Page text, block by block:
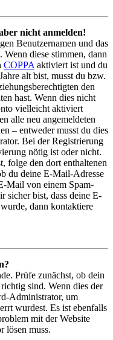
nicht anmelden!
Benutzernamen und das
Wenn diese stimmen, dann
COPPA aktiviert ist und du
alt bist, musst du bzw.
den
hast. Wenn dies nicht
vielleicht aktiviert
alle neu angemeldeten
– entweder musst du dies
Bei der Registrierung
nötig ist oder nicht.
folge den dort enthaltenen
du deine E-Mail-Adresse
Mail von einem Spam-
sicher bist, dass deine E-
dann kontaktiere
Prüfe zunächst, ob dein
sind. Wenn dies der
Administrator, um
wurdest. Es ist ebenfalls
mit der Website
lösen muss.